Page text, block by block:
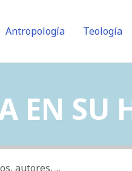
Antropología Teología
EN SU